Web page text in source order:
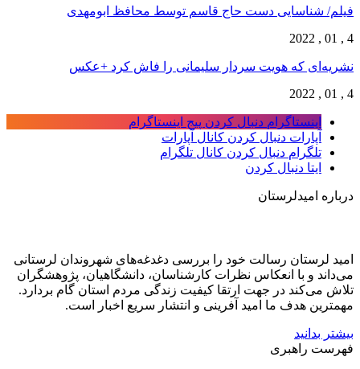
فیلم/ شناسایی دست حاج قاسم توسط محافظ ابومهدی
4 , 01 , 2022
نشریه‌ای که هویت سردار سلیمانی را فاش کرد +عکس
4 , 01 , 2022
اینستاگرام دنبال کردن پیج اینستاگرام
آپارات دنبال کردن کانال آپارات
تلگرام دنبال کردن کانال تلگرام
ایتا دنبال کردن
درباره امیدلرستان
امید لرستان رسالت خود را بررسی دغدغه‌های شهروندان لرستانی
می‌داند و با انعکاس نظرات کارشناسان، دانشگاهیان، پژوهشگران
تلاش می‌کند در جهت ارتقا کیفیت زندگی مردم استان گام بردارد.
مهمترین هدف ما امید آفرینی و انتشار سریع اخبار است.
بیشتر بدانید
فهرست راهبری